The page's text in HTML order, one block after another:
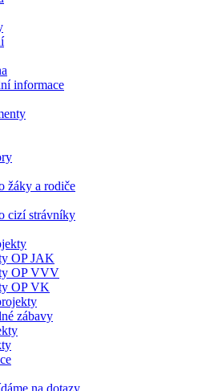
informace
žáky a rodiče
cizí strávníky
OP JAK
OP VVV
OP VK
zábavy
na dotazy